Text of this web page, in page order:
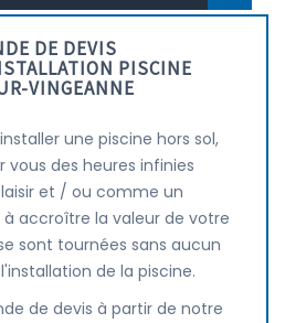
DE DEVIS
PISCINE
VINGEANNE
une piscine hors sol,
vous des heures infinies
et / ou comme un
accroître la valeur de votre
sont tournées sans aucun
de la piscine.
de devis à partir de notre